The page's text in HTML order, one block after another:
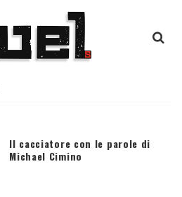
Il cacciatore con le parole di
Michael Cimino